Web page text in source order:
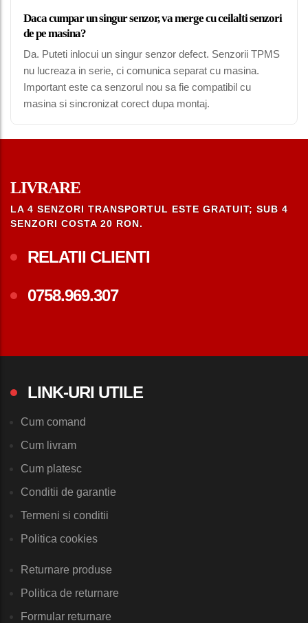
Daca cumpar un singur senzor, va merge cu ceilalti senzori
de pe masina?
Da. Puteti inlocui un singur senzor defect. Senzorii TPMS
nu lucreaza in serie, ci comunica separat cu masina.
Important este ca senzorul nou sa fie compatibil cu
masina si sincronizat corect dupa montaj.
LIVRARE
LA 4 SENZORI TRANSPORTUL ESTE GRATUIT; SUB 4
SENZORI COSTA 20 RON.
RELATII CLIENTI
0758.969.307
LINK-URI UTILE
Cum comand
Cum livram
Cum platesc
Conditii de garantie
Termeni si conditii
Politica cookies
Returnare produse
Politica de returnare
Formular returnare